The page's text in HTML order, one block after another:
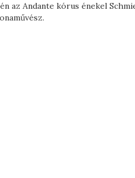
az Andante kórus énekel